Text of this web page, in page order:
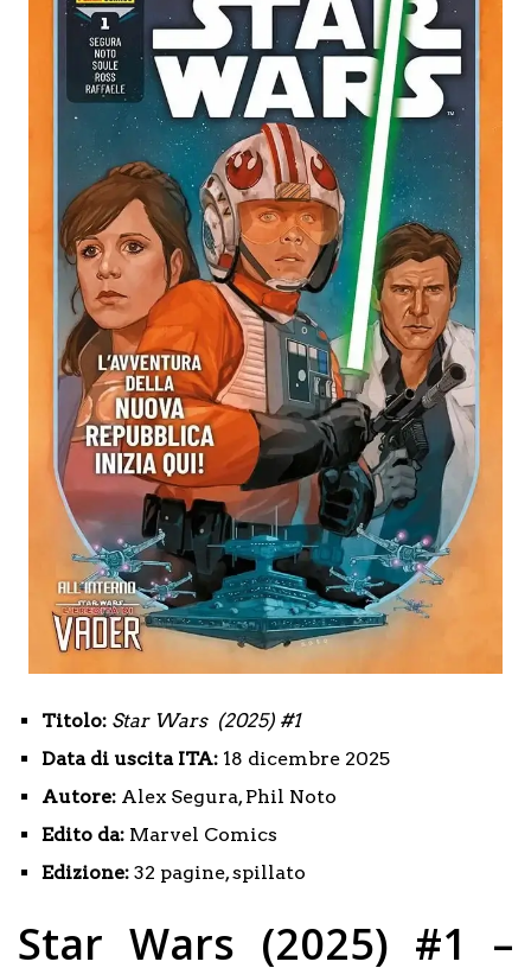
Titolo: Star Wars (2025) #1
Data di uscita ITA: 18 dicembre 2025
Autore: Alex Segura, Phil Noto
Edito da: Marvel Comics
Edizione: 32 pagine, spillato
Star Wars (2025) #1 –